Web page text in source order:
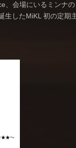
、会場にいるミンナ
生したMiKL 初の定期